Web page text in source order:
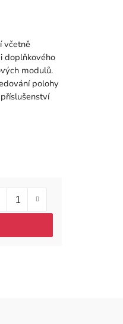
včetně
doplňkového
modulů.
polohy